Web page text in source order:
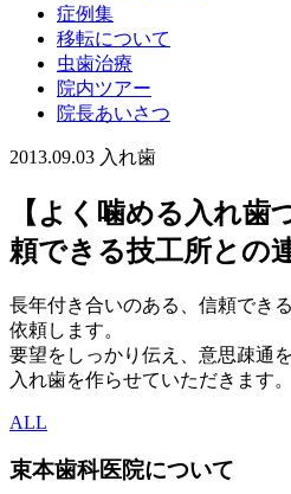
症例集
移転について
虫歯治療
院内ツアー
院長あいさつ
2013.09.03 入れ歯
【よく噛める入れ歯
頼できる技工所との
長年付き合いのある、信頼でき
依頼します。
要望をしっかり伝え、意思疎通
入れ歯を作らせていただきます。
ALL
束本歯科医院について